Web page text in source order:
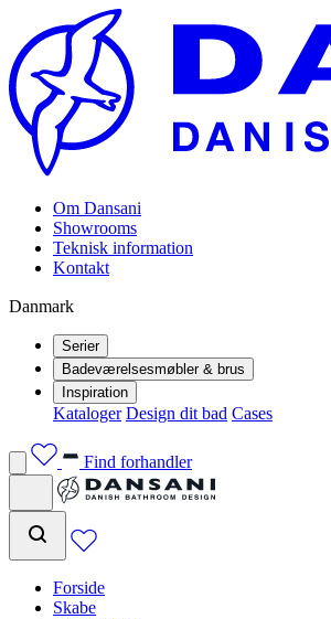
Om Dansani
Showrooms
Teknisk information
Kontakt
Danmark
Serier
Badeværelsesmøbler & brus
Inspiration
Kataloger Design dit bad Cases
Find forhandler
Forside
Skabe